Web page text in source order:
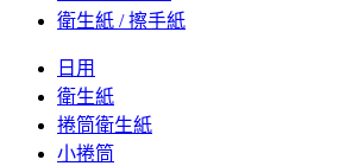
衛生紙 / 擦手紙
日用
衛生紙
捲筒衛生紙
小捲筒